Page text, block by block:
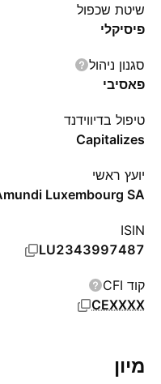
שיטת שכפול
פיסיקלי
סגנון ניהול
פאסיבי
טיפול בדיווידנד
Capitalizes
יועץ ראשי
Luxembourg SA
ISIN
LU2343997487
קוד CFI
CEXXXX
מיון